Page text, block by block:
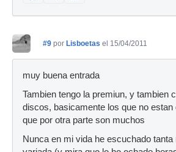
#9 por Lisboetas el 15/04/2011
muy buena entrada
Tambien tengo la premiun, y tambien
discos, basicamente los que no estan
que por otra parte son muchos
Nunca en mi vida he escuchado